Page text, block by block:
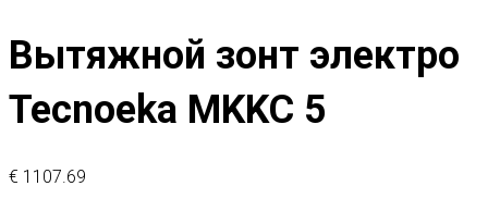
Вытяжной зонт электро
Tecnoeka MKKC 5
€ 1107.69